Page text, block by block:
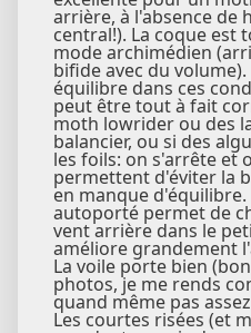
arrière, à l'absence de
central!). La coque est
mode archimédien
bifide avec du
équilibre dans ces
peut être tout à fait
moth lowrider ou des
balancier, ou si des
les foils: on s'arrête et
permettent d'éviter la
en manque
autoporté permet de
vent arrière dans le
améliore grandement
La voile porte bien
photos, je me rends
quand même pas
Les courtes risées (et